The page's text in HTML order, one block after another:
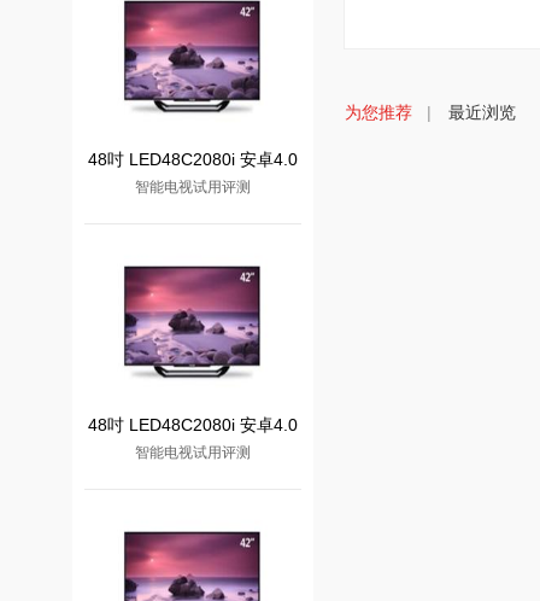
48吋 LED48C2080i 安卓4.0
智能电视试用评测
48吋 LED48C2080i 安卓4.0
智能电视试用评测
为您推荐 | 最近浏览